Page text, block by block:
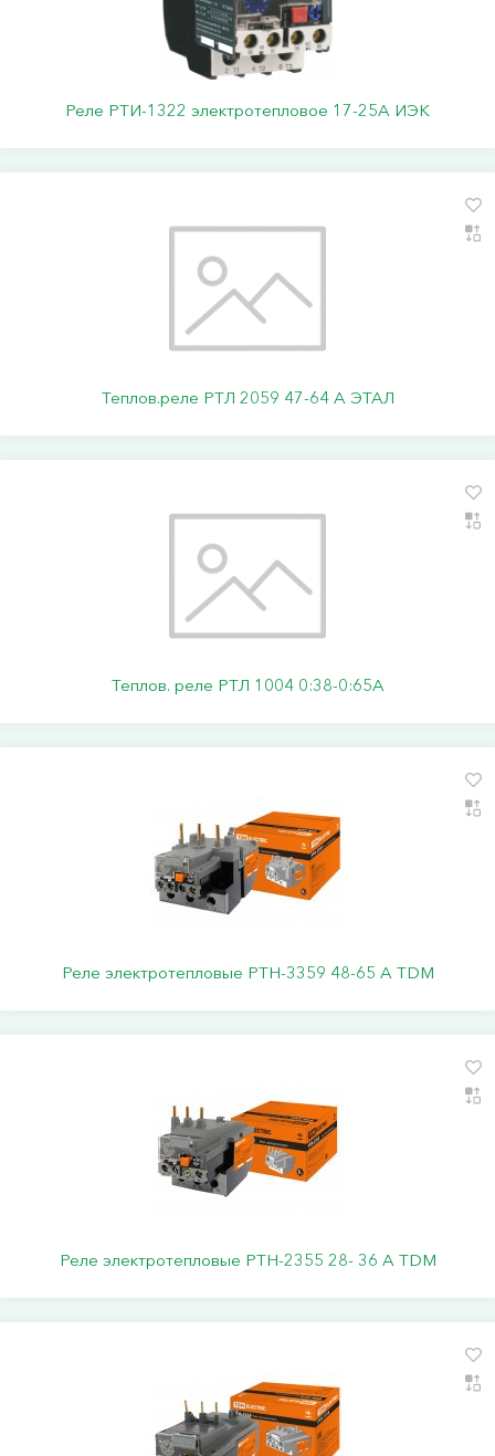
Реле РТИ-1322 электротепловое 17-25А ИЭК
Теплов.реле РТЛ 2059 47-64 А ЭТАЛ
Теплов. реле РТЛ 1004 0:38-0:65А
Реле электротепловые РТН-3359 48-65 А TDM
Реле электротепловые РТН-2355 28- 36 А TDM